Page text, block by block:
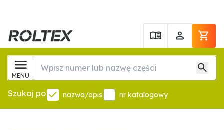
MENU
Szukaj po nazwa/opis nr katalogowy